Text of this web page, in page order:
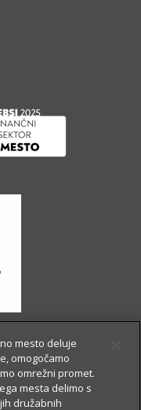
mesto deluje
omogočamo
omrežni promet.
mesta delimo s
družabnih